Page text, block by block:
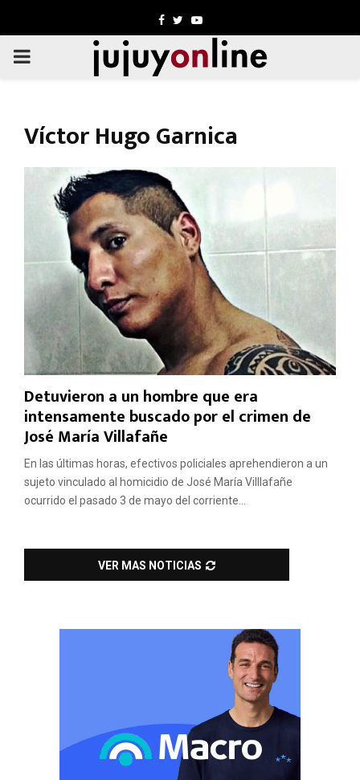
Facebook
TwitterYoutube
PRIMARY
Víctor Hugo Garnica
Detuvieron a un hombre que era
intensamente buscado por el crimen de
José María Villafañe
En las últimas horas, efectivos policiales aprehendieron a un
sujeto vinculado al homicidio de José María Villlafañe
ocurrido el pasado 3 de mayo del corriente...
VER MAS NOTICIAS